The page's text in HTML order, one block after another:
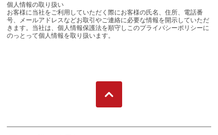
個人情報の取り扱い
お客様に当社をご利用していただく際にお客様の氏名、住所、電話番
号、メールアドレスなどお取引やご連絡に必要な情報を開示していただ
きます。当社は、個人情報保護法を順守しこのプライバシーポリシーに
のっとって個人情報を取り扱います。